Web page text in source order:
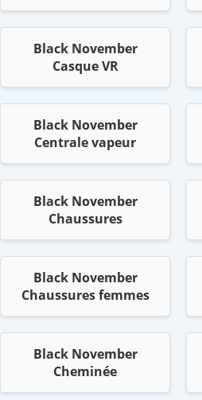
Black November
Casque VR
Black November
Centrale vapeur
Black November
Chaussures
Black November
Chaussures femmes
Black November
Cheminée